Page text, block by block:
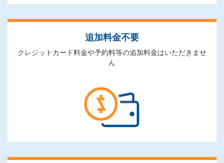
追加料金不要
クレジットカード料金や予約料等の追加料金はいただきませ
ん